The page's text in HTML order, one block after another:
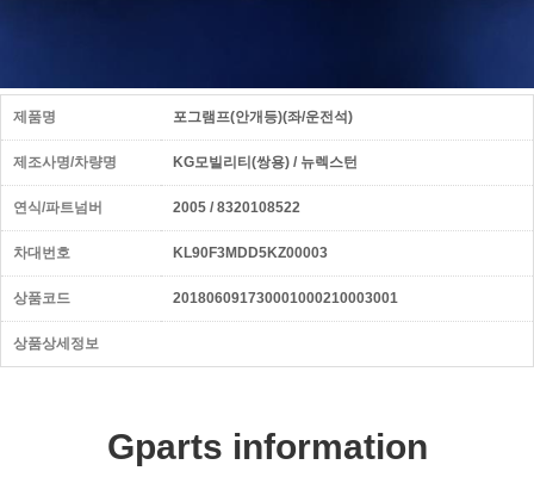
제품명 포그램프(안개등)(좌/운전석)
제조사명/차량명 KG모빌리티(쌍용) / 뉴렉스턴
연식/파트넘버 2005 / 8320108522
차대번호 KL90F3MDD5KZ00003
상품코드 201806091730001000210003001
상품상세정보
Gparts information